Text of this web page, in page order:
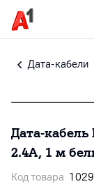
Дата-кабели
Дата-кабель
2.4A, 1 м
Код товара